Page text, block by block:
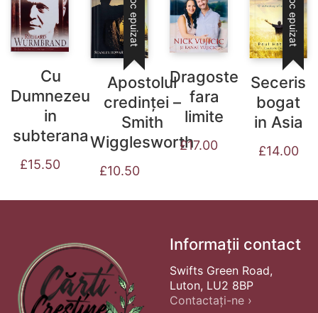
Cu
Dumnezeu
in
subterana
£15.50
Stoc epuizat
Apostolul
credinței –
Smith
Wigglesworth
£10.50
Dragoste
fara
limite
£17.00
Stoc epuizat
Seceris
bogat
in Asia
£14.00
Informații contact
Swifts Green Road,
Luton, LU2 8BP
Contactați-ne ›